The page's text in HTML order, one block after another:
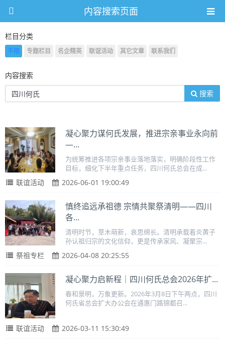
内容搜索页面
栏目分类
不限 专题栏目 名企精英 联谊活动 其它文章 联系我们
内容搜索
搜索
凝心聚力谋何氏发展，推进宗亲事业永向前
—...
为统筹推进各项宗亲事业落地落实，明确阶段性工作
目标，细化下半年重点任务，四川何氏总会在成...
联谊活动 2026-06-01 19:00:49
慎终追远承祖德 宗情共聚祭清明——四川
各...
清明时节，草木萌新，哀思绵长。清明承载着炎黄子
孙认祖归宗的文化信仰，更是传承家风、凝聚宗...
祭祖专栏 2026-04-08 20:25:55
凝心聚力启新程｜四川何氏总会2026年扩...
春和景明，万象更新。2026年3月8日下午两点，四川
何氏省总会扩大办公会在通惠门路锦都召...
联谊活动 2026-03-11 15:30:49